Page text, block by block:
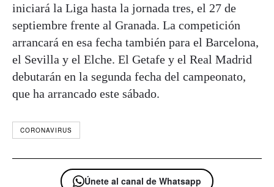
iniciará la Liga hasta la jornada tres, el 27 de
septiembre frente al Granada. La competición
arrancará en esa fecha también para el Barcelona,
el Sevilla y el Elche. El Getafe y el Real Madrid
debutarán en la segunda fecha del campeonato,
que ha arrancado este sábado.
CORONAVIRUS
Únete al canal de Whatsapp